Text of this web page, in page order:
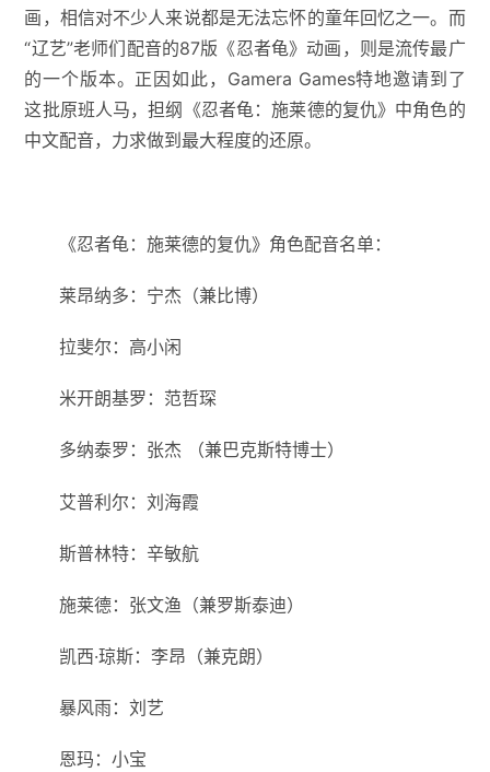
画，相信对不少人来说都是无法忘怀的童年回忆之一。而
“辽艺”老师们配音的87版《忍者龟》动画，则是流传最广
的一个版本。正因如此，Gamera Games特地邀请到了
这批原班人马，担纲《忍者龟：施莱德的复仇》中角色的
中文配音，力求做到最大程度的还原。
《忍者龟：施莱德的复仇》角色配音名单：
莱昂纳多：宁杰（兼比博）
拉斐尔：高小闲
米开朗基罗：范哲琛
多纳泰罗：张杰 （兼巴克斯特博士）
艾普利尔：刘海霞
斯普林特：辛敏航
施莱德：张文渔（兼罗斯泰迪）
凯西·琼斯：李昂（兼克朗）
暴风雨：刘艺
恩玛：小宝